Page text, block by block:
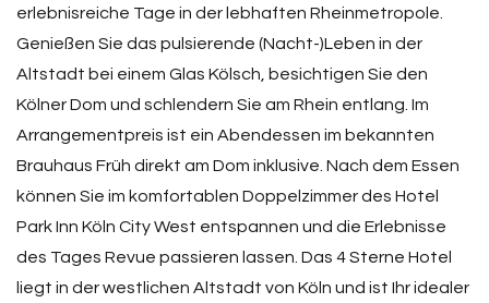
erlebnisreiche Tage in der lebhaften Rheinmetropole.
Genießen Sie das pulsierende (Nacht-)Leben in der
Altstadt bei einem Glas Kölsch, besichtigen Sie den
Kölner Dom und schlendern Sie am Rhein entlang. Im
Arrangementpreis ist ein Abendessen im bekannten
Brauhaus Früh direkt am Dom inklusive. Nach dem Essen
können Sie im komfortablen Doppelzimmer des Hotel
Park Inn Köln City West entspannen und die Erlebnisse
des Tages Revue passieren lassen. Das 4 Sterne Hotel
liegt in der westlichen Altstadt von Köln und ist Ihr idealer